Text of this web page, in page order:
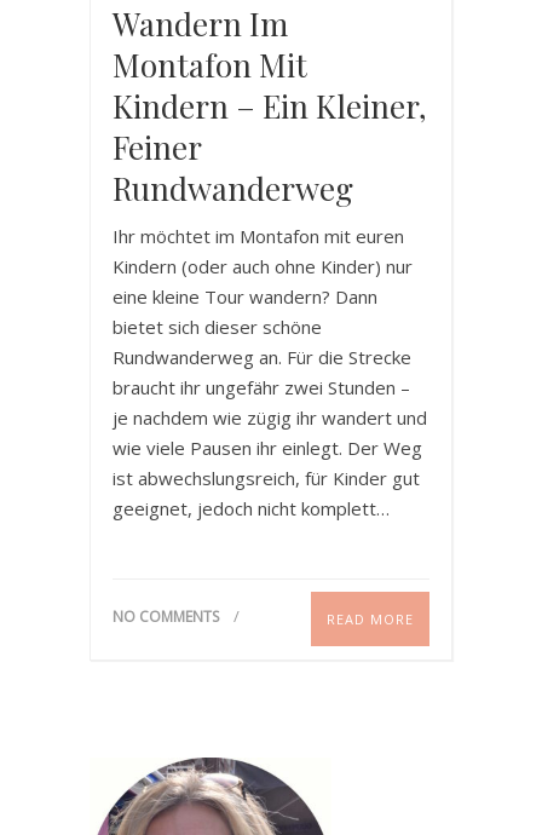
Wandern Im
Montafon Mit
Kindern – Ein Kleiner,
Feiner
Rundwanderweg
Ihr möchtet im Montafon mit euren
Kindern (oder auch ohne Kinder) nur
eine kleine Tour wandern? Dann
bietet sich dieser schöne
Rundwanderweg an. Für die Strecke
braucht ihr ungefähr zwei Stunden –
je nachdem wie zügig ihr wandert und
wie viele Pausen ihr einlegt. Der Weg
ist abwechslungsreich, für Kinder gut
geeignet, jedoch nicht komplett…
NO COMMENTS READ MORE